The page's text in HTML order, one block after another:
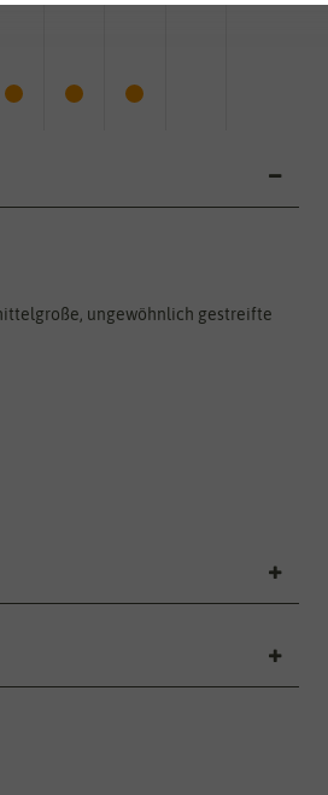
ungewöhnlich gestreifte